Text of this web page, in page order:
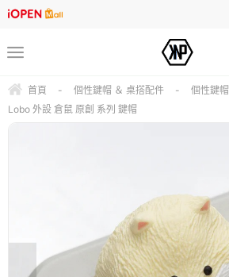
首頁 - 個性鍵帽 ＆ 桌搭配件 - 個性鍵帽
Lobo 外設 倉鼠 原創 系列 鍵帽